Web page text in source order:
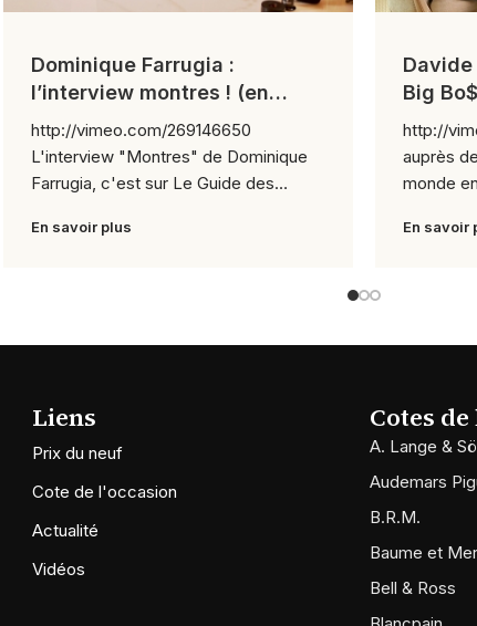
Dominique Farrugia :
l’interview montres ! (en
intégrule)
http://vimeo.com/269146650
L'interview "Montres" de Dominique
Farrugia, c'est sur Le Guide des
En savoir plus
Big
http://
auprès
monde
En savoir
Liens
Prix du neuf
Cote de l'occasion
Actualité
Vidéos
Cotes
A. Lange &
Audemars
B.R.M.
Baume et
Bell & Ross